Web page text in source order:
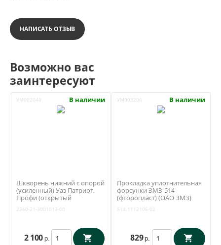
НАПИСАТЬ ОТЗЫВ
Возможно вас
заинтересуют
УМ002040 В наличии
Шкворень нижний с опорой
(усиленный) Уаз Патриот,
Профи (открытый
/ Бийск) 2360-21-3001013-00
2360-21-3001013-00
2 100 р.
УМ003206 В наличии
Прокладка уплотнительная
форсунки ЗМЗ-514
(фторопласт) (ОАО ЗМЗ)
514.1112106-02
829 р.